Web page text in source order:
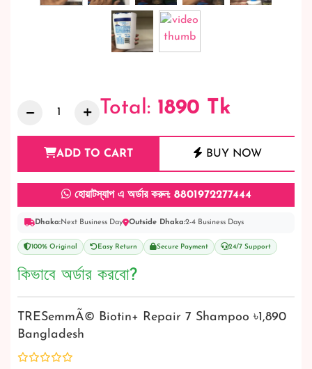
Total: 1890 Tk
ADD TO CART BUY NOW
হোয়াটস্যাপ এ অর্ডার করুন: 8801972277444
Dhaka:Next Business Day Outside Dhaka:2-4 Business Days
100% Original Easy Return Secure Payment 24/7 Support
কিভাবে অর্ডার করবো?
TRESemmÃ© Biotin+ Repair 7 Shampoo ৳1,890
Bangladesh